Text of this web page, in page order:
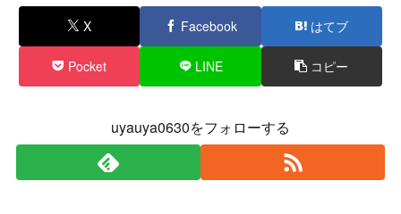
X Facebook はてブ
Pocket LINE コピー
uyauya0630をフォローする